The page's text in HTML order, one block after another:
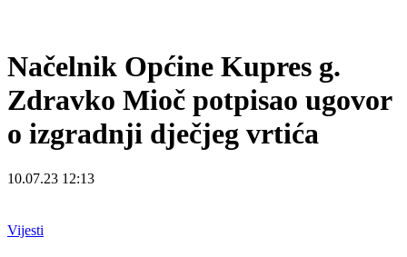
Načelnik Općine Kupres g.
Zdravko Mioč potpisao ugovor
o izgradnji dječjeg vrtića
10.07.23 12:13
Vijesti